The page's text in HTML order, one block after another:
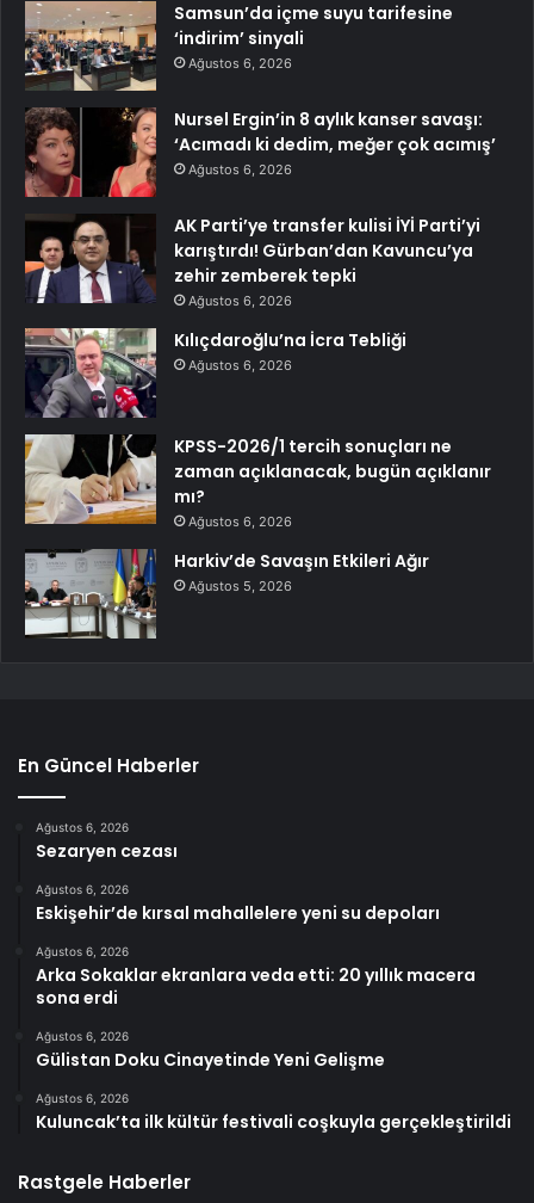
Samsun’da içme suyu tarifesine
‘indirim’ sinyali
Ağustos 6, 2026
Nursel Ergin’in 8 aylık kanser savaşı:
‘Acımadı ki dedim, meğer çok acımış’
Ağustos 6, 2026
AK Parti’ye transfer kulisi İYİ Parti’yi
karıştırdı! Gürban’dan Kavuncu’ya
zehir zemberek tepki
Ağustos 6, 2026
Kılıçdaroğlu’na İcra Tebliği
Ağustos 6, 2026
KPSS-2026/1 tercih sonuçları ne
zaman açıklanacak, bugün açıklanır
mı?
Ağustos 6, 2026
Harkiv’de Savaşın Etkileri Ağır
Ağustos 5, 2026
En Güncel Haberler
Ağustos 6, 2026
Sezaryen cezası
Ağustos 6, 2026
Eskişehir’de kırsal mahallelere yeni su depoları
Ağustos 6, 2026
Arka Sokaklar ekranlara veda etti: 20 yıllık macera
sona erdi
Ağustos 6, 2026
Gülistan Doku Cinayetinde Yeni Gelişme
Ağustos 6, 2026
Kuluncak’ta ilk kültür festivali coşkuyla gerçekleştirildi
Rastgele Haberler